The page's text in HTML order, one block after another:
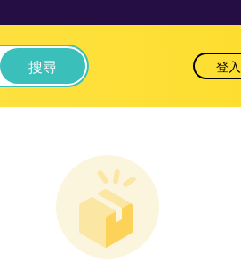
搜尋 登入